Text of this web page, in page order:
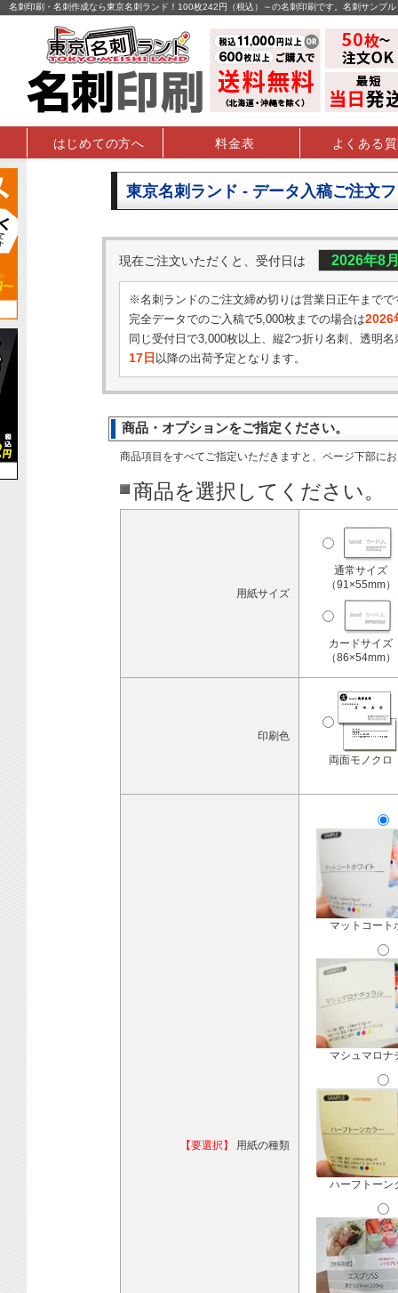
名刺印刷・名刺作成なら東京名刺ランド！100枚242円（税込）～の名刺印刷です。名刺サンプ
はじめての方へ 料金表 よくある
東京名刺ランド - データ入稿ご注文
現在ご注文いただくと、受付日は 2026年8
※名刺ランドのご注文締め切りは営業日正午までで
完全データでのご入稿で5,000枚までの場合は2026
同じ受付日で3,000枚以上、縦2つ折り名刺、透明名
17日 以降の出荷予定となります。
商品・オプションをご指定ください。
商品項目をすべてご指定いただきますと、ページ下部に
商品を選択してください。
用紙サイズ
通常サイズ
（91×55mm）
カードサイズ
（86×54mm）
印刷色
両面モノクロ
【要選択】 用紙の種類
マットコート
マシュマロナ
ハーフトーン